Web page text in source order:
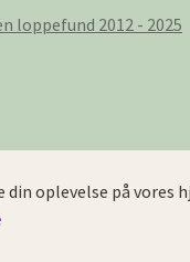
loppefund 2012 - 2025
oplevelse på